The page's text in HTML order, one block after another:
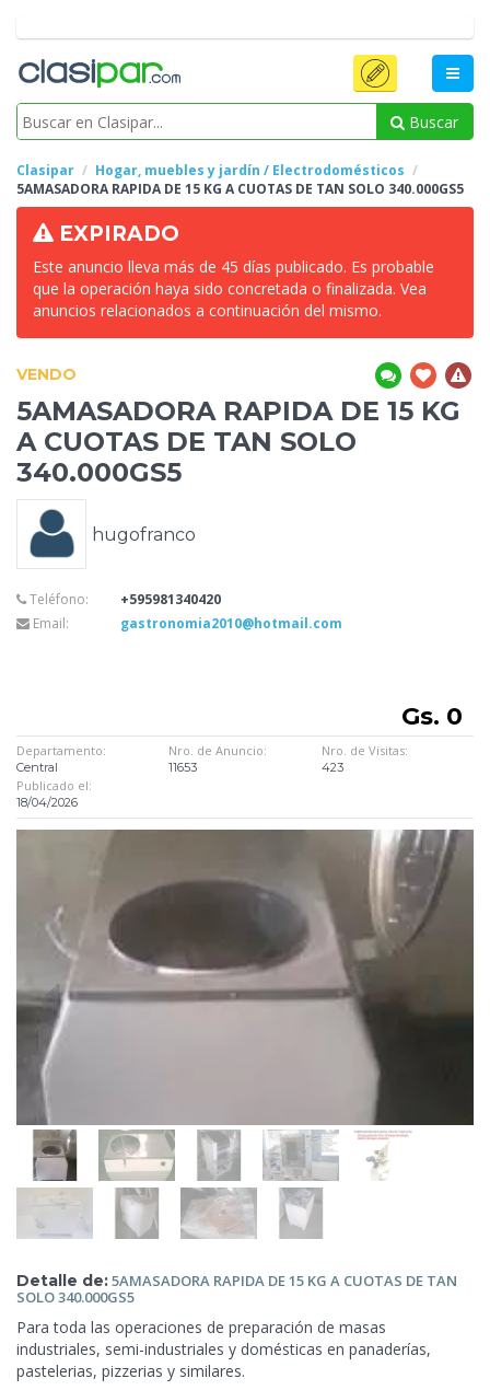
Buscar
Clasipar
Hogar, muebles y jardín / Electrodomésticos
5AMASADORA RAPIDA DE 15 KG A CUOTAS DE TAN SOLO 340.000GS5
EXPIRADO
Este anuncio lleva más de 45 días publicado. Es probable
que la operación haya sido concretada o finalizada. Vea
anuncios relacionados a continuación del mismo.
VENDO
5AMASADORA RAPIDA DE 15 KG
A CUOTAS DE TAN SOLO
340.000GS5
hugofranco
Teléfono:
+595981340420
Email:
gastronomia2010@hotmail.com
Gs. 0
Departamento:
Central
Nro. de Anuncio:
11653
Nro. de Visitas:
423
Publicado el:
18/04/2026
Detalle de:5AMASADORA RAPIDA DE 15 KG A CUOTAS DE TAN
SOLO 340.000GS5
Para toda las operaciones de preparación de masas
industriales, semi-industriales y domésticas en panaderías,
pastelerias, pizzerias y similares.